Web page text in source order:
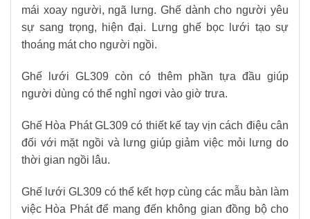
mái xoay người, ngã lưng. Ghế dành cho người yêu
sự sang trọng, hiện đại. Lưng ghế bọc lưới tạo sự
thoáng mát cho người ngồi.
Ghế lưới GL309 còn có thêm phần tựa đầu giúp
người dùng có thể nghỉ ngơi vào giờ trưa.
Ghế Hòa Phát GL309 có thiết kế tay vịn cách điệu cân
đối với mặt ngồi và lưng giúp giảm việc mỏi lưng do
thời gian ngồi lâu.
Ghế lưới GL309 có thể kết hợp cùng các mẫu bàn làm
việc Hòa Phát để mang đến không gian đồng bộ cho